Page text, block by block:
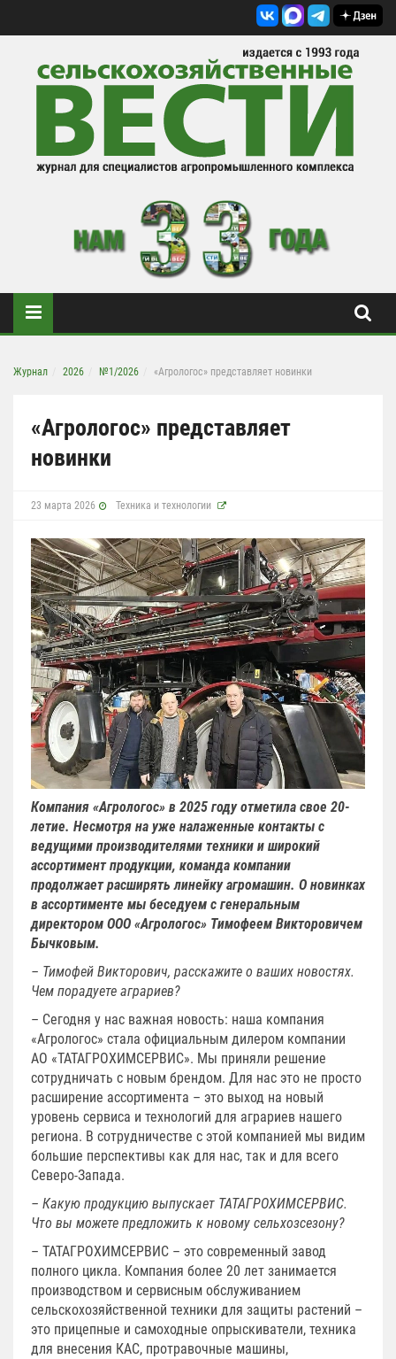
Журнал 2026 №1/2026 «Агрологос» представляет новинки
«Агрологос» представляет
новинки
23 марта 2026 Техника и технологии
Компания «Агрологос» в 2025 году отметила свое 20-
летие. Несмотря на уже налаженные контакты с
ведущими производителями техники и широкий
ассортимент продукции, команда компании
продолжает расширять линейку агромашин. О новинках
в ассортименте мы беседуем с генеральным
директором ООО «Агрологос» Тимофеем Викторовичем
Бычковым.
– Тимофей Викторович, расскажите о ваших новостях.
Чем порадуете аграриев?
– Сегодня у нас важная новость: наша компания
«Агрологос» стала официальным дилером компании
АО «ТАТ­АГРОХИМСЕРВИС». Мы приняли решение
сотрудничать с новым брендом. Для нас это не просто
расширение ассортимента – это выход на новый
уровень сервиса и технологий для аграриев нашего
региона. В сотрудничестве с этой компанией мы видим
большие перспективы как для нас, так и для всего
Северо-Запада.
– Какую продукцию выпускает ТАТАГРОХИМСЕРВИС.
Что вы можете предложить к новому сельхозсезону?
– ТАТАГРОХИМСЕРВИС – это современный завод
полного цикла. Компания более 20 лет занимается
производством и сервисным обслуживанием
сельскохозяйственной техники для защиты растений –
это прицепные и самоходные опрыскиватели, техника
для внесения КАС, протравочные машины,